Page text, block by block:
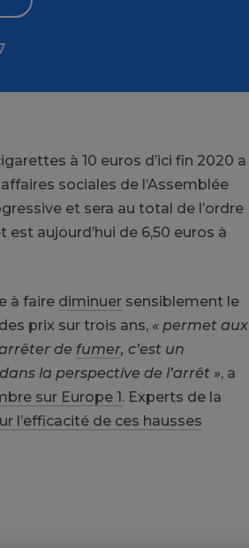
à 10 euros d’ici fin 2020 a
sociales de l’Assemblée
et sera au total de l’ordre
aujourd’hui de 6,50 euros à
à faire diminuer sensiblement le
prix sur trois ans, « permet aux
de fumer, c’est un
dans la perspective de l’arrêt », a
sur Europe 1. Experts de la
l’efficacité de ces hausses